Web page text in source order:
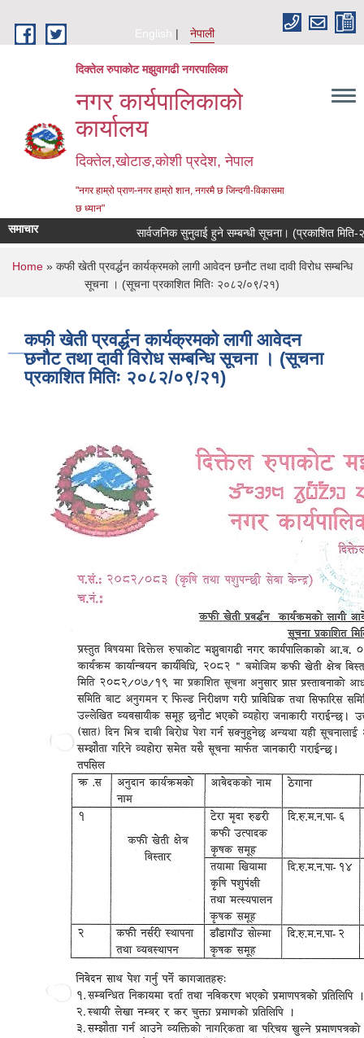
English
नेपाली
दिक्तेल रुपाकोट मझुवागढी नगरपालिका
नगर कार्यपालिकाको
कार्यालय
दिक्तेल,खोटाङ,कोशी प्रदेश, नेपाल
"नगर हाम्रो प्राण-नगर हाम्रो शान, नगरमै छ जिन्दगी-विकासमा
छ ध्यान"
समाचार सार्वजनिक सुनुवाई हुने सम्बन्धी सूचना। (प्रकाशित मिति-
You are here
Home» कफी खेती प्रवर्द्धन कार्यक्रमको लागी आवेदन छनौट तथा दावी विरोध सम्बन्धि
सूचना । (सूचना प्रकाशित मितिः २०८२/०९/२१)
कफी खेती प्रवर्द्धन कार्यक्रमको लागी आवेदन
छनौट तथा दावी विरोध सम्बन्धि सूचना । (सूचना
प्रकाशित मितिः २०८२/०९/२१)